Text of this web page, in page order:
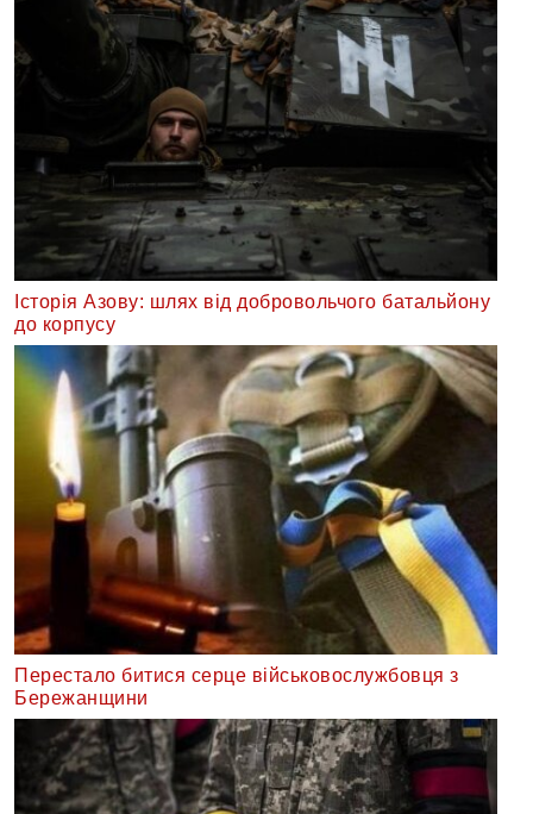
Історія Азову: шлях від добровольчого батальйону
до корпусу
Перестало битися серце військовослужбовця з
Бережанщини